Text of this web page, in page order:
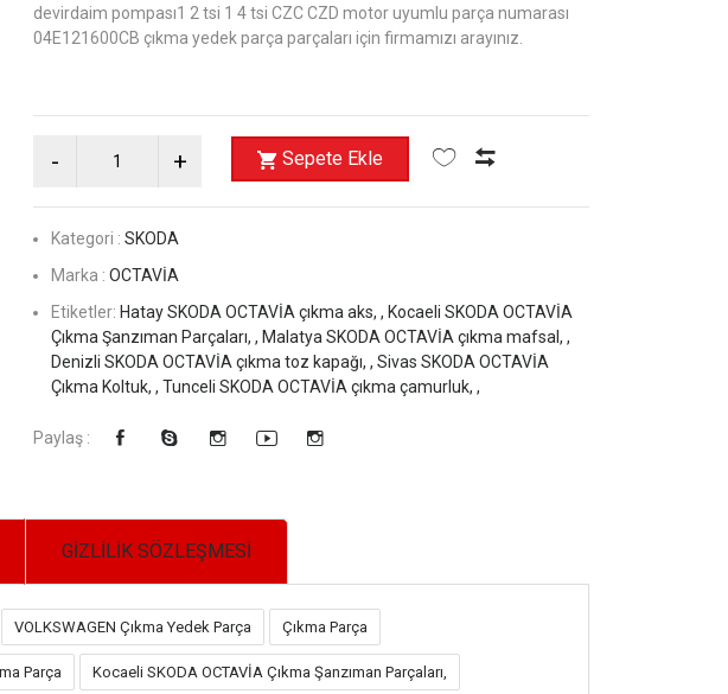
devirdaim pompası1 2 tsi 1 4 tsi CZC CZD motor uyumlu parça numarası
04E121600CB çıkma yedek parça parçaları için firmamızı arayınız.
Sepete Ekle
Kategori :SKODA
Marka :OCTAVİA
Etiketler: Hatay SKODA OCTAVİA çıkma aks, , Kocaeli SKODA OCTAVİA
Çıkma Şanzıman Parçaları, , Malatya SKODA OCTAVİA çıkma mafsal, ,
Denizli SKODA OCTAVİA çıkma toz kapağı, ,Sivas SKODA OCTAVİA
Çıkma Koltuk, ,Tunceli SKODA OCTAVİA çıkma çamurluk, ,
Paylaş :
GİZLİLİK SÖZLEŞMESİ
VOLKSWAGEN Çıkma Yedek Parça Çıkma Parça
Parça Kocaeli SKODA OCTAVİA Çıkma Şanzıman Parçaları,